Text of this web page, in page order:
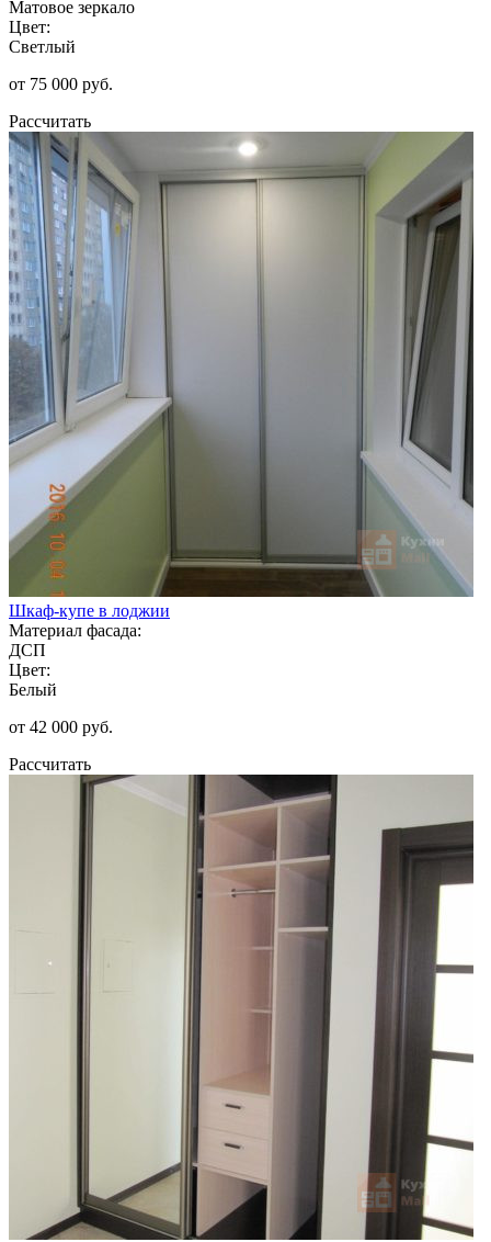
Матовое зеркало
Цвет:
Светлый
от 75 000 руб.
Рассчитать
Шкаф-купе в лоджии
Материал фасада:
ДСП
Цвет:
Белый
от 42 000 руб.
Рассчитать